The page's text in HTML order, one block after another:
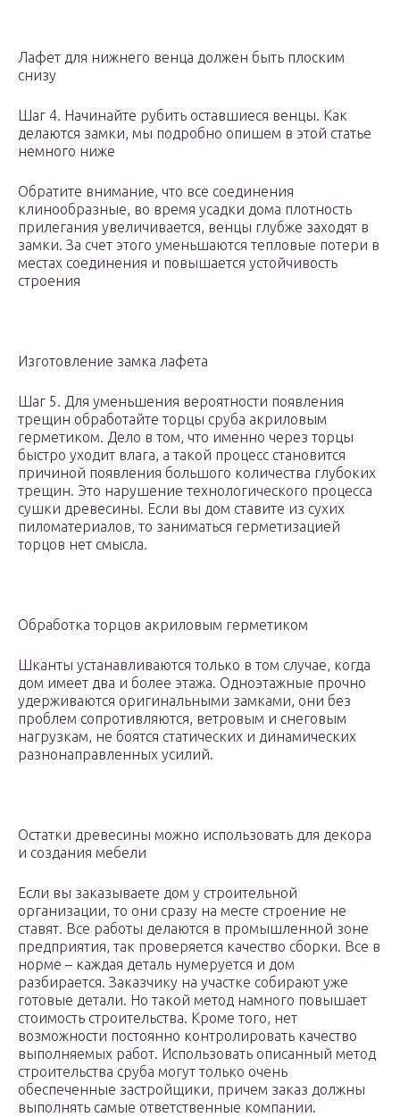
Лафет для нижнего венца должен быть плоским
снизу
Шаг 4. Начинайте рубить оставшиеся венцы. Как
делаются замки, мы подробно опишем в этой статье
немного ниже
Обратите внимание, что все соединения
клинообразные, во время усадки дома плотность
прилегания увеличивается, венцы глубже заходят в
замки. За счет этого уменьшаются тепловые потери в
местах соединения и повышается устойчивость
строения
Изготовление замка лафета
Шаг 5. Для уменьшения вероятности появления
трещин обработайте торцы сруба акриловым
герметиком. Дело в том, что именно через торцы
быстро уходит влага, а такой процесс становится
причиной появления большого количества глубоких
трещин. Это нарушение технологического процесса
сушки древесины. Если вы дом ставите из сухих
пиломатериалов, то заниматься герметизацией
торцов нет смысла.
Обработка торцов акриловым герметиком
Шканты устанавливаются только в том случае, когда
дом имеет два и более этажа. Одноэтажные прочно
удерживаются оригинальными замками, они без
проблем сопротивляются, ветровым и снеговым
нагрузкам, не боятся статических и динамических
разнонаправленных усилий.
Остатки древесины можно использовать для декора
и создания мебели
Если вы заказываете дом у строительной
организации, то они сразу на месте строение не
ставят. Все работы делаются в промышленной зоне
предприятия, так проверяется качество сборки. Все в
норме – каждая деталь нумеруется и дом
разбирается. Заказчику на участке собирают уже
готовые детали. Но такой метод намного повышает
стоимость строительства. Кроме того, нет
возможности постоянно контролировать качество
выполняемых работ. Использовать описанный метод
строительства сруба могут только очень
обеспеченные застройщики, причем заказ должны
выполнять самые ответственные компании.